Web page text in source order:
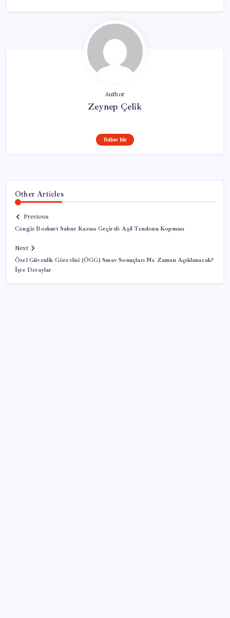
Author
Zeynep Çelik
Follow Me
Other Articles
Previous
Cengiz Bozkurt Sahne Kazası Geçirdi: Aşil Tendonu Kopması
Next
Özel Güvenlik Görevlisi (ÖGG) Sınav Sonuçları Ne Zaman Açıklanacak?
İşte Detaylar